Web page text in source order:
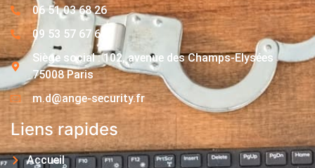
06 51 03 68 26
09 53 57 67 63
Siège social : 102, avenue des Champs-Elysées
75008 Paris
m.d@ange-security.fr
Liens rapides
Accueil